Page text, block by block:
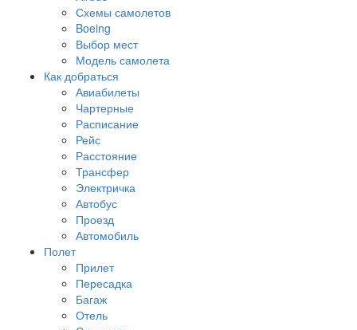
Схемы самолетов
Boeing
Выбор мест
Модель самолета
Как добраться
Авиабилеты
Чартерные
Расписание
Рейс
Расстояние
Трансфер
Электричка
Автобус
Проезд
Автомобиль
Полет
Прилет
Пересадка
Багаж
Отель